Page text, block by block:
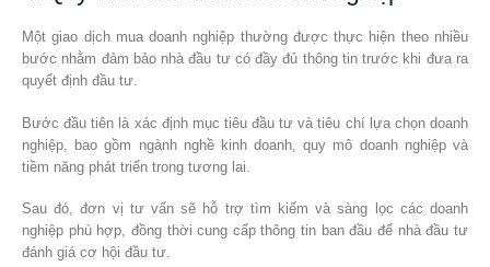
Một giao dịch mua doanh nghiệp thường được thực hiện theo nhiều
bước nhằm đảm bảo nhà đầu tư có đầy đủ thông tin trước khi đưa ra
quyết định đầu tư.
Bước đầu tiên là xác định mục tiêu đầu tư và tiêu chí lựa chọn doanh
nghiệp, bao gồm ngành nghề kinh doanh, quy mô doanh nghiệp và
tiềm năng phát triển trong tương lai.
Sau đó, đơn vị tư vấn sẽ hỗ trợ tìm kiếm và sàng lọc các doanh
nghiệp phù hợp, đồng thời cung cấp thông tin ban đầu để nhà đầu tư
đánh giá cơ hội đầu tư.